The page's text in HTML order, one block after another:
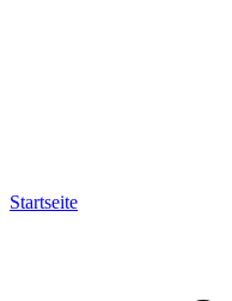
Startseite